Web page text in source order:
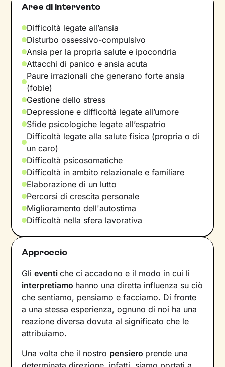
Aree di intervento
Difficoltà legate all’ansia
Disturbo ossessivo-compulsivo
Ansia per la propria salute e ipocondria
Attacchi di panico e ansia acuta
Paure irrazionali che generano forte ansia
(fobie)
Gestione dello stress
Depressione e difficoltà legate all’umore
Sfide psicologiche legate all’espatrio
Difficoltà legate alla salute fisica (propria o di
un caro)
Difficoltà psicosomatiche
Difficoltà in ambito relazionale e familiare
Elaborazione di un lutto
Percorsi di crescita personale
Miglioramento dell'autostima
Difficoltà nella sfera lavorativa
Approccio
Glieventiche ci accadono e il modo in cui li
interpretiamo hanno una diretta influenza su ciò
che sentiamo, pensiamo e facciamo. Di fronte
a una stessa esperienza, ognuno di noi ha una
reazione diversa dovuta al significato che le
attribuiamo.
Una volta che il nostro pensiero prende una